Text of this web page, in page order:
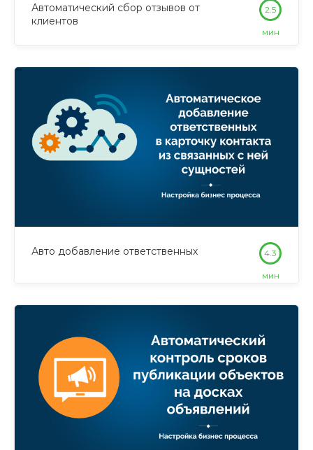
Автоматический сбор отзывов от
клиентов
2.5
мин
Авто добавление ответственных 4.3
мин